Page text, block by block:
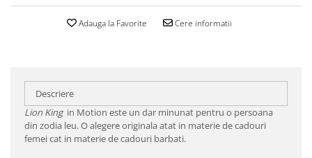
Adauga la Favorite Cere informatii
Descriere
Lion Kingin Motion este un dar minunat pentru o persoana
din zodia leu. O alegere originala atat in materie de cadouri
femei cat in materie de cadouri barbati.